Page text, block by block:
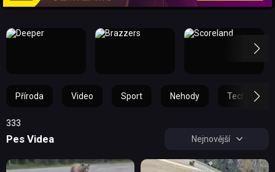
Příroda Video Sport Nehody Technika
333
Pes Videa Nejnovější